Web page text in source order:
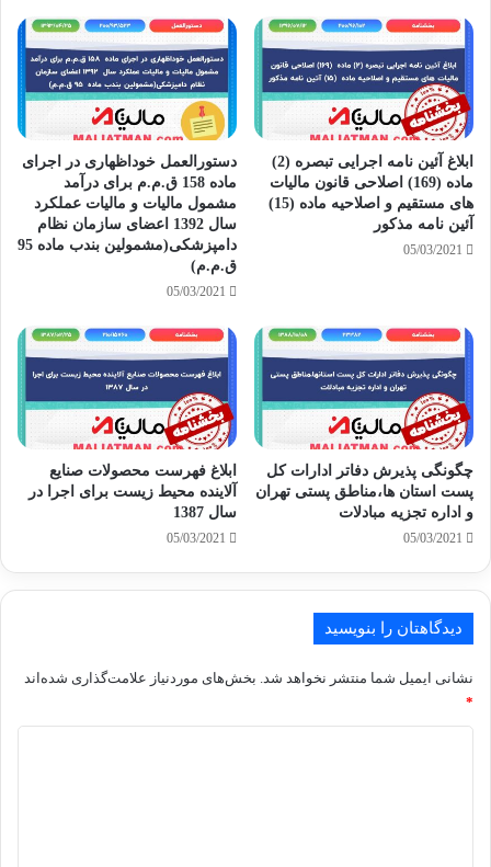
ابلاغ آئین نامه اجرایی تبصره (2)
ماده (169) اصلاحی قانون مالیات
های مستقیم و اصلاحیه ماده (15)
آئین نامه مذکور
05/03/2021
دستورالعمل خوداظهاری در اجرای
ماده 158 ق.م.م برای درآمد
مشمول مالیات و مالیات عملکرد
سال 1392 اعضای سازمان نظام
دامپزشکی(مشمولین بندب ماده 95
ق.م.م)
05/03/2021
چگونگی پذیرش دفاتر ادارات کل
پست استان ها،مناطق پستی تهران
و اداره تجزیه مبادلات
05/03/2021
ابلاغ فهرست محصولات صنایع
آلاینده محیط زیست برای اجرا در
سال 1387
05/03/2021
دیدگاهتان را بنویسید
نشانی ایمیل شما منتشر نخواهد شد. بخش‌های موردنیاز علامت‌گذاری شده‌اند
*